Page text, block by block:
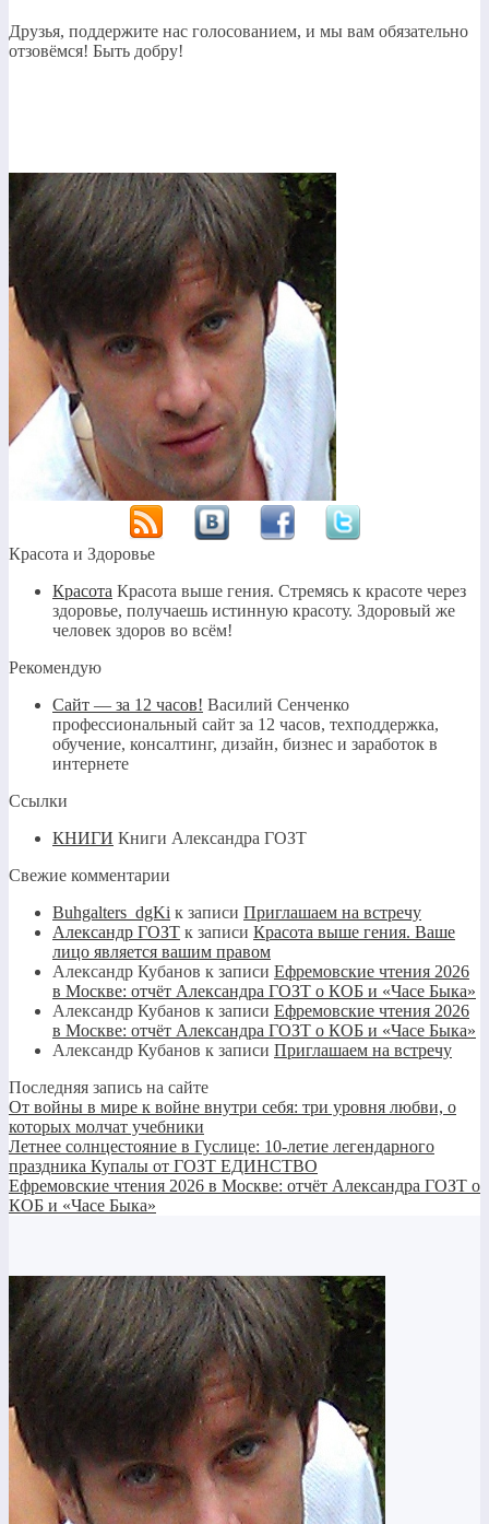
Друзья, поддержите нас голосованием, и мы вам обязательно
отзовёмся! Быть добру!
Красота и Здоровье
Красота Красота выше гения. Стремясь к красоте через
здоровье, получаешь истинную красоту. Здоровый же
человек здоров во всём!
Рекомендую
Сайт — за 12 часов! Василий Сенченко
профессиональный сайт за 12 часов, техподдержка,
обучение, консалтинг, дизайн, бизнес и заработок в
интернете
Ссылки
КНИГИ Книги Александра ГОЗТ
Свежие комментарии
Buhgalters_dgKi к записи Приглашаем на встречу
Александр ГОЗТ к записи Красота выше гения. Ваше
лицо является вашим правом
Александр Кубанов к записи Ефремовские чтения 2026
в Москве: отчёт Александра ГОЗТ о КОБ и «Часе Быка»
Александр Кубанов к записи Ефремовские чтения 2026
в Москве: отчёт Александра ГОЗТ о КОБ и «Часе Быка»
Александр Кубанов к записи Приглашаем на встречу
Последняя запись на сайте
От войны в мире к войне внутри себя: три уровня любви, о
которых молчат учебники
Летнее солнцестояние в Гуслице: 10-летие легендарного
праздника Купалы от ГОЗТ ЕДИНСТВО
Ефремовские чтения 2026 в Москве: отчёт Александра ГОЗТ о
КОБ и «Часе Быка»